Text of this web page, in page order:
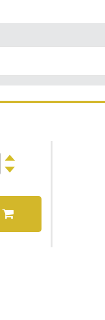
+
-